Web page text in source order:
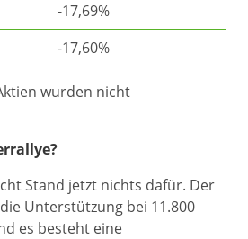
-17,69%
-17,60%
wurden nicht
Stand jetzt nichts dafür. Der
Unterstützung bei 11.800
es besteht eine